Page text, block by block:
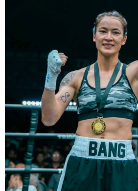
Dù chỉ thi đấu một trận trong năm 2025,
những màn trình diễn ấn tượng nhất trong
thành tích 25 thắng - 1 thua (6 KO) của
thủ lâu năm Amanda Serrano bằng chiến
thuận trong trận thứ ba — và có thể là cuối
tại Madison Square Garden vào tháng 7.
Chiến thắng này nối tiếp hai trận thắng gây
Serrano vào các năm 2022 và 2024. Tuy
bất kỳ nghi ngờ nào khi Taylor hoàn toàn
Sẽ còn thêm nhiều thông tin sắp được cập